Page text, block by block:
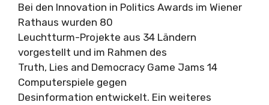
Bei den Innovation in Politics Awards im Wiener
Rathaus wurden 80
Leuchtturm-Projekte aus 34 Ländern
vorgestellt und im Rahmen des
Truth, Lies and Democracy Game Jams 14
Computerspiele gegen
Desinformation entwickelt. Ein weiteres